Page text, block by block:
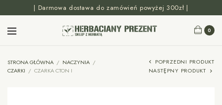
| Darmowa dostawa do zamówień powyżej 300zł |
0
STRONA GŁÓWNA / NACZYNIA /
CZARKI / CZARKA CTON I
POPRZEDNI PRODUKT
NASTĘPNY PRODUKT